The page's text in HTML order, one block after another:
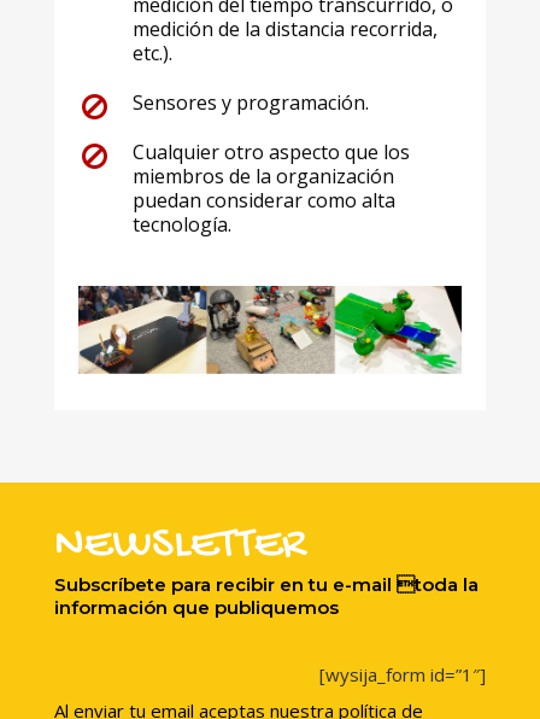
medición de la distancia recorrida,
etc.).
Sensores y programación.
Cualquier otro aspecto que los
miembros de la organización
puedan considerar como alta
tecnología.
NEWSLETTER
Subscríbete para recibir en tu e-mail toda la
información que publiquemos
[wysija_form id=”1″]
Al enviar tu email aceptas nuestra política de